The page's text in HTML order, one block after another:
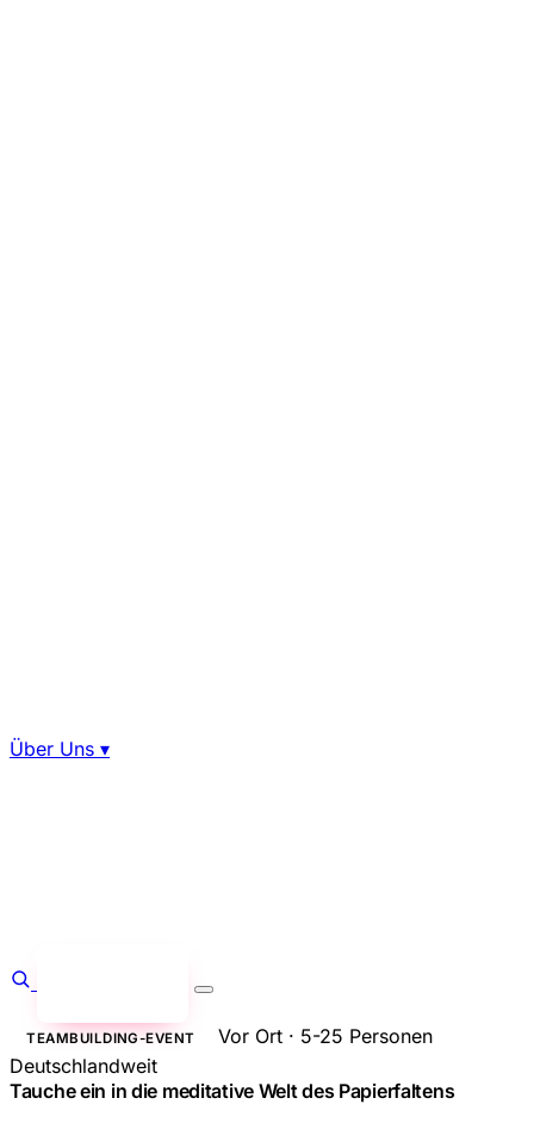
Über Uns ▾
TEAMBUILDING-EVENT
Vor Ort · 5-25 Personen
Deutschlandweit
Tauche ein in die meditative Welt des Papierfaltens